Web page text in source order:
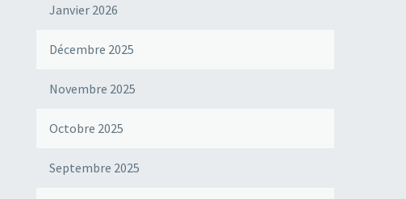
Janvier 2026
Décembre 2025
Novembre 2025
Octobre 2025
Septembre 2025